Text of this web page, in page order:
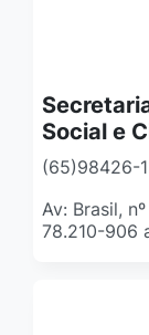
Social e
(65)98426-
Av: Brasil,
78.210-906